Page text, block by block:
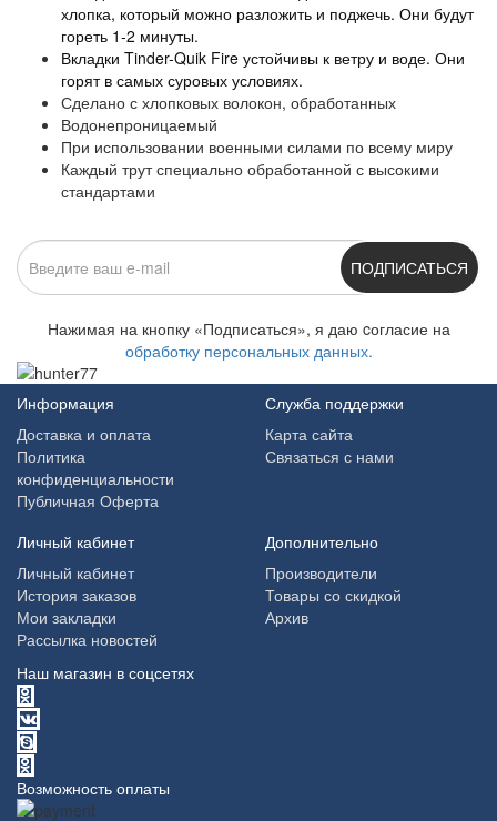
хлопка, который можно разложить и поджечь. Они будут
гореть 1-2 минуты.
Вкладки Tinder-Quik Fire устойчивы к ветру и воде. Они
горят в самых суровых условиях.
Сделано с хлопковых волокон, обработанных
Водонепроницаемый
При использовании военными силами по всему миру
Каждый трут специально обработанной с высокими
стандартами
ПОДПИСАТЬСЯ
Нажимая на кнопку «Подписаться», я даю cогласие на
обработку персональных данных.
Информация
Доставка и оплата
Политика
конфиденциальности
Публичная Оферта
Служба поддержки
Карта сайта
Связаться с нами
Личный кабинет
Личный кабинет
История заказов
Мои закладки
Рассылка новостей
Дополнительно
Производители
Товары со скидкой
Архив
Наш магазин в соцсетях
Возможность оплаты